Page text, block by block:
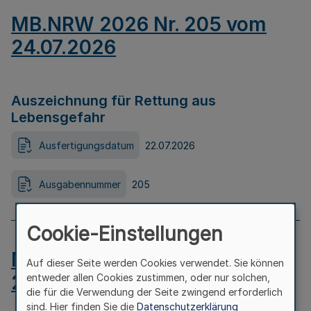
MB.NRW 2026 Nr. 205 vom
24.07.2026
Auszeichnung für Rettung aus
Lebensgefahr
Ausfertigungsdatum 22.07.2026
Ausgabennummer 205
MB.NRW 2026 Nr. 204 vom
24.07.2026
Cookie-Einstellungen
Auf dieser Seite werden Cookies verwendet. Sie können
entweder allen Cookies zustimmen, oder nur solchen,
die für die Verwendung der Seite zwingend erforderlich
sind. Hier finden Sie die Datenschutzerklärung